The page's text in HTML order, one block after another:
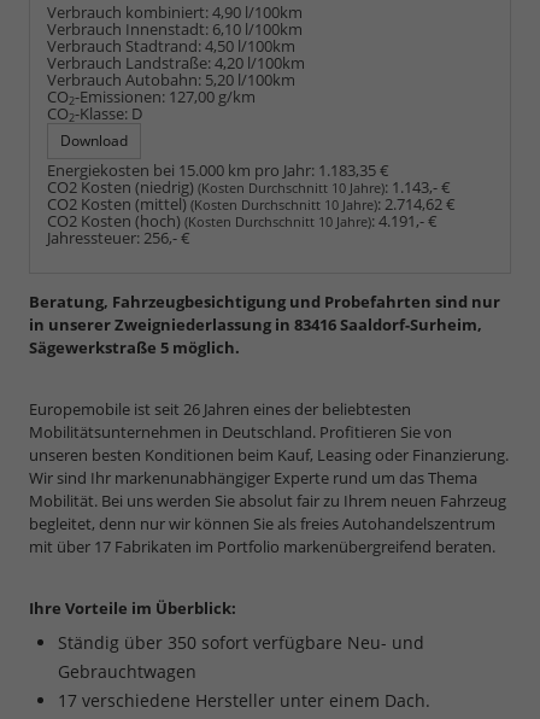
Verbrauch kombiniert:4,90 l/100km
Verbrauch Innenstadt: 6,10 l/100km
Verbrauch Stadtrand:4,50 l/100km
Verbrauch Landstraße:4,20 l/100km
Verbrauch Autobahn: 5,20 l/100km
CO2-Emissionen: 127,00 g/km
CO2-Klasse: D
Download
Energiekosten bei 15.000 km pro Jahr: 1.183,35 €
CO2 Kosten (niedrig) (Kosten Durchschnitt 10 Jahre): 1.143,- €
CO2 Kosten (mittel) (Kosten Durchschnitt 10 Jahre):2.714,62 €
CO2 Kosten (hoch) (Kosten Durchschnitt 10 Jahre):4.191,- €
Jahressteuer:256,- €
Beratung, Fahrzeugbesichtigung und Probefahrten sind nur
in unserer Zweigniederlassung in 83416 Saaldorf-Surheim,
Sägewerkstraße 5 möglich.
Europemobile ist seit 26 Jahren eines der beliebtesten
Mobilitätsunternehmen in Deutschland. Profitieren Sie von
unseren besten Konditionen beim Kauf, Leasing oder Finanzierung.
Wir sind Ihr markenunabhängiger Experte rund um das Thema
Mobilität. Bei uns werden Sie absolut fair zu Ihrem neuen Fahrzeug
begleitet, denn nur wir können Sie als freies Autohandelszentrum
mit über 17 Fabrikaten im Portfolio markenübergreifend beraten.
Ihre Vorteile im Überblick:
Ständig über 350 sofort verfügbare Neu- und
Gebrauchtwagen
17 verschiedene Hersteller unter einem Dach.